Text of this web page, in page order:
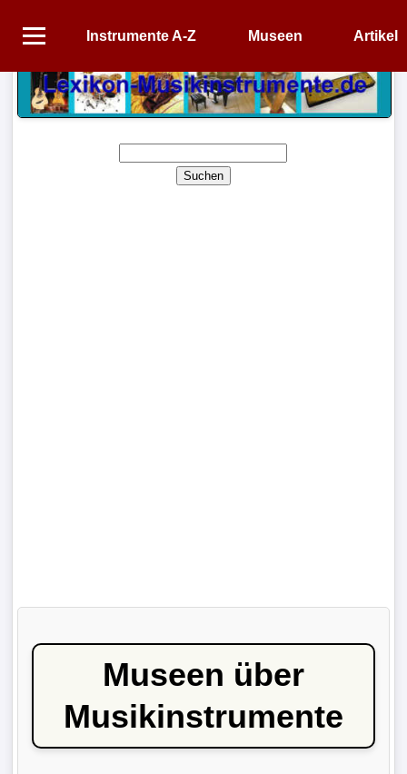
Instrumente A-Z Museen Artikel
Startseite
Instrumente
Suchen
Museen über
Musikinstrumente